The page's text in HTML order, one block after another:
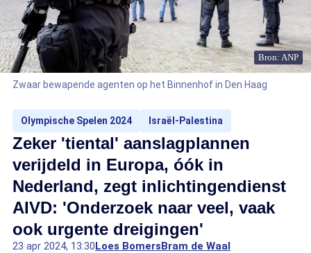
Bron: ANP
Zwaar bewapende agenten op het Binnenhof in Den Haag
Olympische Spelen 2024 Israël-Palestina
Zeker 'tiental' aanslagplannen
verijdeld in Europa, óók in
Nederland, zegt inlichtingendienst
AIVD: 'Onderzoek naar veel, vaak
ook urgente dreigingen'
23 apr 2024, 13:30Loes BomersBram de Waal